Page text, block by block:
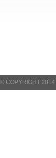
© COPYRIGHT 2014